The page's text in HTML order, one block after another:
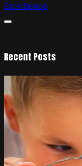
Escríbenos
Recent Posts